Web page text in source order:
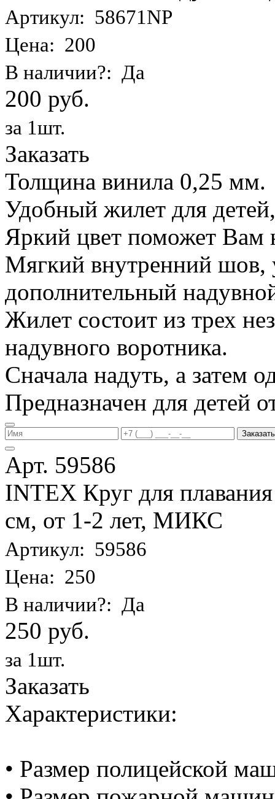
Артикул: 58671NP
Цена: 200
В наличии?: Да
200 руб.
за 1шт.
Заказать
Толщина винила 0,25 мм.
Удобный жилет для
Яркий цвет поможет Вам
Мягкий внутренний шов,
дополнительный
Жилет состоит из трех
надувного воротника.
Сначала надуть, а затем
Предназначен для детей
Заказать
Арт. 59586
INTEX Круг для
см, от 1-2 лет, МИКС
Артикул: 59586
Цена: 250
В наличии?: Да
250 руб.
за 1шт.
Заказать
Характеристики:
• Размер полицейской